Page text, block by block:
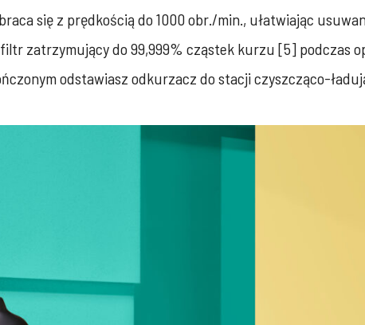
się z prędkością do 1000 obr./min., ułatwiając
zatrzymujący do 99,999% cząstek kurzu [5] podczas
odstawiasz odkurzacz do stacji czyszcząco-